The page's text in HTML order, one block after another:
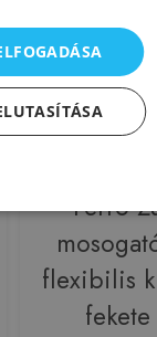
Ferro
flexibilis